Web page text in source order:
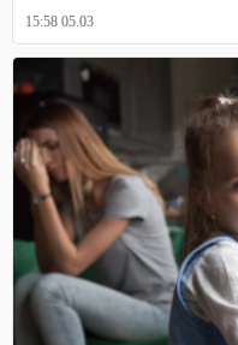
15:58 05.03